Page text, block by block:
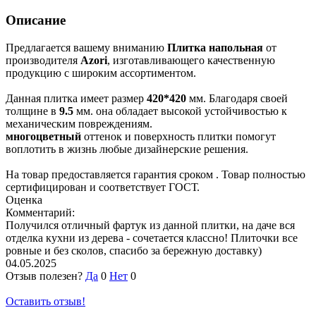
Описание
Предлагается вашему вниманию Плитка напольная от
производителя Azori, изготавливающего качественную
продукцию с широким ассортиментом.
Данная плитка имеет размер 420*420 мм. Благодаря своей
толщине в 9.5 мм. она обладает высокой устойчивостью к
механическим повреждениям.
многоцветный оттенок и поверхность плитки помогут
воплотить в жизнь любые дизайнерские решения.
На товар предоставляется гарантия сроком . Товар полностью
сертифицирован и соответствует ГОСТ.
Оценка
Комментарий:
Получился отличный фартук из данной плитки, на даче вся
отделка кухни из дерева - сочетается классно! Плиточки все
ровные и без сколов, спасибо за бережную доставку)
04.05.2025
Отзыв полезен? Да 0 Нет 0
Оставить отзыв!